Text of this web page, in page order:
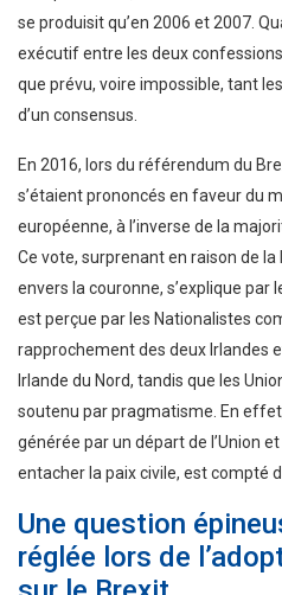
se produisit qu’en 2006 et 2007.
exécutif entre les deux
que prévu, voire impossible, tant
d’un consensus.
En 2016, lors du référendum du
s’étaient prononcés en faveur du
européenne, à l’inverse de la
Ce vote, surprenant en raison de
envers la couronne, s’explique par
est perçue par les Nationalistes
rapprochement des deux Irlandes
Irlande du Nord, tandis que les
soutenu par pragmatisme. En
générée par un départ de l’Union
entacher la paix civile, est compté
Une question
réglée lors de